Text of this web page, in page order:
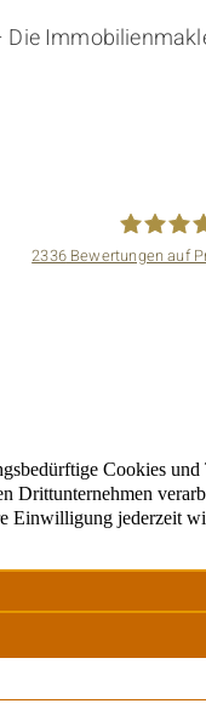
2336Bewertungen auf